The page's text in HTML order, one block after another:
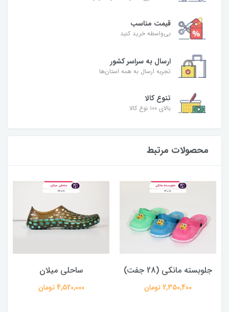
قیمت مناسب
بی‌واسطه خرید کنید
ارسال به سراسر کشور
تجربه ارسال به همه استان‌ها
تنوع کالا
بالای ۱۰۰ نوع کالا
محصولات مرتبط
جلوبسته مانکی (28 جفت)
2,350,400 تومان
ساحلی میلان
4,520,000 تومان